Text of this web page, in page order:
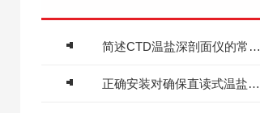
简述CTD温盐深剖面仪的常见问题相应解决方法
正确安装对确保直读式温盐深仪CTD测量数据准确性至关重要